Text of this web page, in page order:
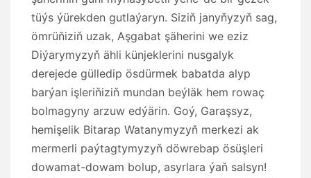
tüýs ýürekden gutlaýaryn. Siziň janyňyzyň sag,
ömrüňiziň uzak, Aşgabat şäherini we eziz
Diýarymyzyň ähli künjeklerini nusgalyk
derejede gülledip ösdürmek babatda alyp
barýan işleriňiziň mundan beýläk hem rowaç
bolmagyny arzuw edýärin. Goý, Garaşsyz,
hemişelik Bitarap Watanymyzyň merkezi ak
mermerli paýtagtymyzyň döwrebap ösüşleri
dowamat-dowam bolup, asyrlara ýaň salsyn!